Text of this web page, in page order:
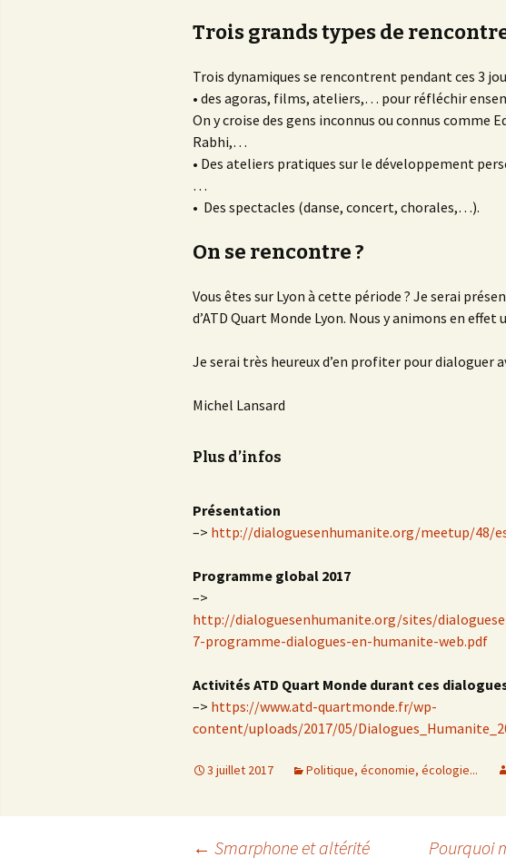
Trois grands types de
Trois dynamiques se rencontrent pendant ces 3
• des agoras, films, ateliers,… pour réfléchir
On y croise des gens inconnus ou connus comme
Rabhi,…
• Des ateliers pratiques sur le développement
…
• Des spectacles (danse, concert, chorales,…).
On se rencontre ?
Vous êtes sur Lyon à cette période ? Je serai
d’ATD Quart Monde Lyon. Nous y animons en
Je serai très heureux d’en profiter pour dialoguer
Michel Lansard
Plus d’infos
Présentation
–> http://dialoguesenhumanite.org/meetup/48/
Programme global 2017
–>
http://dialoguesenhumanite.org/sites/
7-programme-dialogues-en-humanite-web.pdf
Activités ATD Quart Monde durant ces
–> https://www.atd-quartmonde.fr/wp-
content/uploads/2017/05/
3 juillet 2017 Politique, économie, écologie...
← Smarphone et altérité Pourquoi